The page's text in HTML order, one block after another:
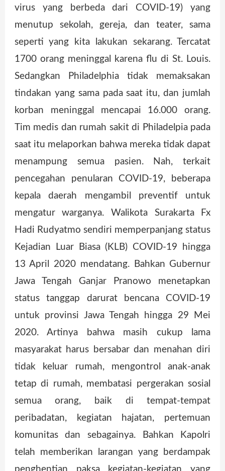
virus yang berbeda dari COVID-19) yang
menutup sekolah, gereja, dan teater, sama
seperti yang kita lakukan sekarang. Tercatat
1700 orang meninggal karena flu di St. Louis.
Sedangkan Philadelphia tidak memaksakan
tindakan yang sama pada saat itu, dan jumlah
korban meninggal mencapai 16.000 orang.
Tim medis dan rumah sakit di Philadelpia pada
saat itu melaporkan bahwa mereka tidak dapat
menampung semua pasien. Nah, terkait
pencegahan penularan COVID-19, beberapa
kepala daerah mengambil preventif untuk
mengatur warganya. Walikota Surakarta Fx
Hadi Rudyatmo sendiri memperpanjang status
Kejadian Luar Biasa (KLB) COVID-19 hingga
13 April 2020 mendatang. Bahkan Gubernur
Jawa Tengah Ganjar Pranowo menetapkan
status tanggap darurat bencana COVID-19
untuk provinsi Jawa Tengah hingga 29 Mei
2020. Artinya bahwa masih cukup lama
masyarakat harus bersabar dan menahan diri
tidak keluar rumah, mengontrol anak-anak
tetap di rumah, membatasi pergerakan sosial
semua orang, baik di tempat-tempat
peribadatan, kegiatan hajatan, pertemuan
komunitas dan sebagainya. Bahkan Kapolri
telah memberikan larangan yang berdampak